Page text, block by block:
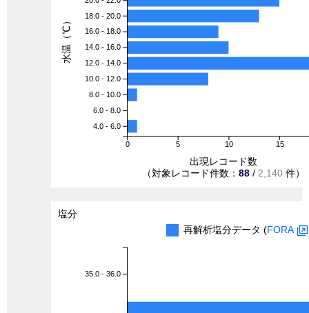
0 5 10 15
18.0 - 20.0
16.0 - 18.0
14.0 - 16.0
12.0 - 14.0
10.0 - 12.0
8.0 - 10.0
6.0 - 8.0
4.0 - 6.0
出現レコード数
（対象レコード件数： 88 / 2,140 件）
水温（℃）
塩分
再解析塩分データ (FORA
35.0 - 36.0